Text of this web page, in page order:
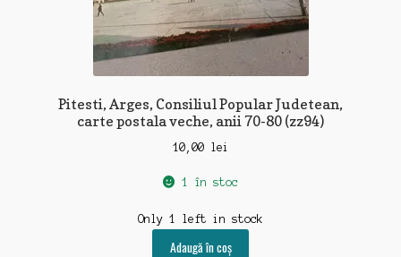
Pitesti, Arges, Consiliul Popular Judetean,
carte postala veche, anii 70-80 (zz94)
10,00 lei
1 în stoc
Only 1 left in stock
Adaugă în coș